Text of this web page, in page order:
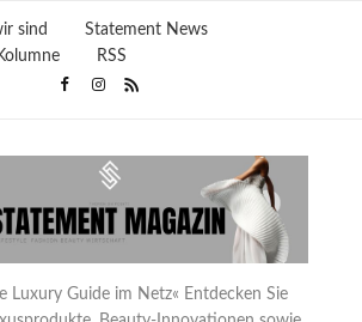
sind
Statement News
RSS
Luxury Guide im Netz« Entdecken Sie